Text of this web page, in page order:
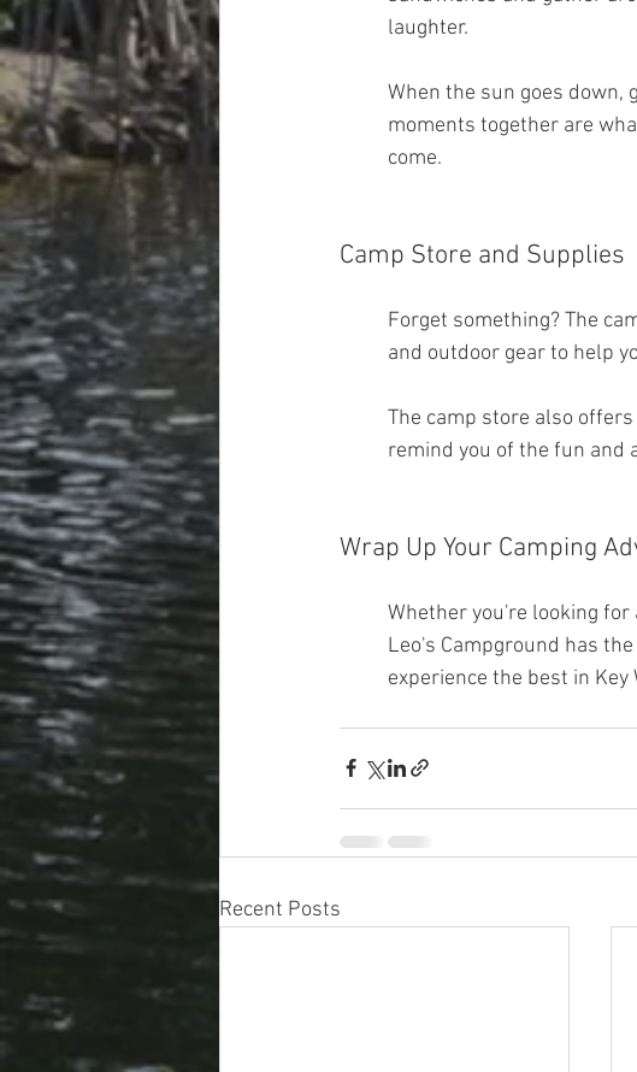
laughter.
When the sun goes down,
moments together are
come.
Camp Store and Supplies
Forget something? The
and outdoor gear to help
The camp store also
remind you of the fun and
Wrap Up Your Camping
Whether you're looking
Leo's Campground has
experience the best in Key
Recent Posts